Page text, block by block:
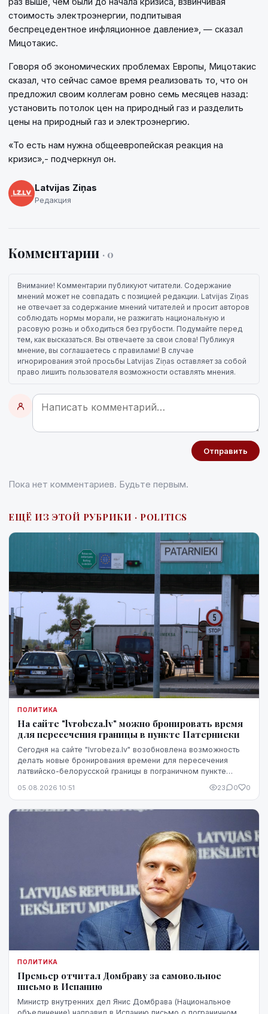
стоимость электроэнергии, подпитывая
беспрецедентное инфляционное давление», — сказал
Мицотакис.
Говоря об экономических проблемах Европы, Мицотакис
сказал, что сейчас самое время реализовать то, что он
предложил своим коллегам ровно семь месяцев назад:
установить потолок цен на природный газ и разделить
цены на природный газ и электроэнергию.
«То есть нам нужна общеевропейская реакция на
кризис»,- подчеркнул он.
Latvijas Ziņas
Редакция
Комментарии · 0
Внимание! Комментарии публикуют читатели. Содержание
мнений может не совпадать с позицией редакции. Latvijas Ziņas
не отвечает за содержание мнений читателей и просит авторов
соблюдать нормы морали, не разжигать национальную и
расовую рознь и обходиться без грубости. Подумайте перед
тем, как высказаться. Вы отвечаете за свои слова! Публикуя
мнение, вы соглашаетесь с правилами! В случае
игнорирования этой просьбы Latvijas Ziņas оставляет за собой
право лишить пользователя возможности оставлять мнения.
Отправить
Пока нет комментариев. Будьте первым.
ЕЩЁ ИЗ ЭТОЙ РУБРИКИ · POLITICS
ПОЛИТИКА
На сайте "lvrobeza.lv" можно бронировать время
для пересечения границы в пункте Патерниеки
Сегодня на сайте "lvrobeza.lv" возобновлена возможность
делать новые бронирования времени для пересечения
латвийско-белорусской границы в пограничном пункте
05.08.2026 10:51 23 0 0
ПОЛИТИКА
Премьер отчитал Домбраву за самовольное
письмо в Испанию
Министр внутренних дел Янис Домбрава (Национальное